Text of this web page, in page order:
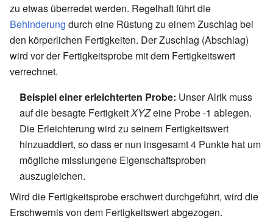
zu etwas überredet werden. Regelhaft führt die
Behinderung durch eine Rüstung zu einem Zuschlag bei
den körperlichen Fertigkeiten. Der Zuschlag (Abschlag)
wird vor der Fertigkeitsprobe mit dem Fertigkeitswert
verrechnet.
Beispiel einer erleichterten Probe: Unser Alrik muss
auf die besagte FertigkeitXYZeine Probe -1 ablegen.
Die Erleichterung wird zu seinem Fertigkeitswert
hinzuaddiert, so dass er nun insgesamt 4 Punkte hat um
mögliche misslungene Eigenschaftsproben
auszugleichen.
Wird die Fertigkeitsprobe erschwert durchgeführt, wird die
Erschwernis von dem Fertigkeitswert abgezogen.